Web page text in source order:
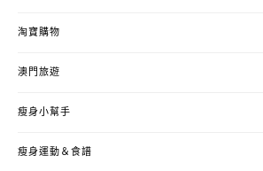
淘寶購物
澳門旅遊
瘦身小幫手
瘦身運動＆食譜